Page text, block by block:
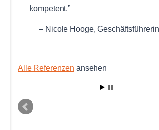
kompetent.
Nicole Hooge Geschäftsführerin
Alle Referenzen ansehen